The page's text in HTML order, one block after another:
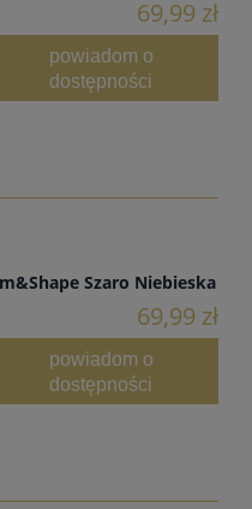
69,99 zł
powiadom o
dostępności
Szaro Niebieska
69,99 zł
powiadom o
dostępności